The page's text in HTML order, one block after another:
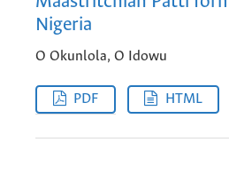
Nigeria
O Okunlola, O Idowu
PDF HTML